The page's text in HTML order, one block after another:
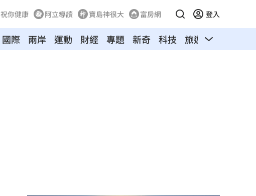
祝你健康 阿立導讀 寶島神很大 富房網 登入
國際 兩岸 運動 財經 專題 新奇 科技 旅遊 汽車